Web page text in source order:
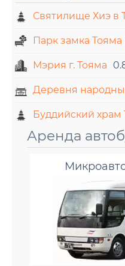
Святилище Хиэ в
Парк замка Тояма
Мэрия г. Тояма
Деревня
Буддийский храм
Аренда